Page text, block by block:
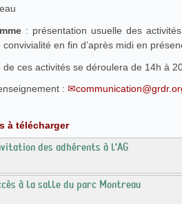
: présentation usuelle des
convivialité en fin d’après midi en
de ces activités se déroulera de 14h à
:
à télécharger
des adhérents à l’AG
à la salle du parc Montreau